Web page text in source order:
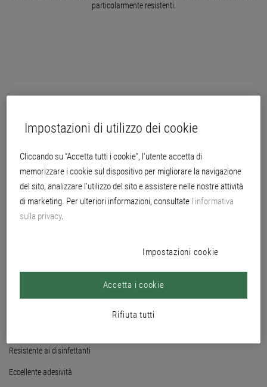
particolarmente resistenti.
Resistente ai disinfettanti
Eccellente adesività
Impostazioni di utilizzo dei cookie
Cliccando su “Accetta tutti i cookie”, l'utente accetta di
memorizzare i cookie sul dispositivo per migliorare la navigazione
del sito, analizzare l'utilizzo del sito e assistere nelle nostre attività
di marketing. Per ulteriori informazioni, consultate l’informativa
sulla privacy.
Impostazioni cookie
Rifiuta tutti
Accetta i cookie